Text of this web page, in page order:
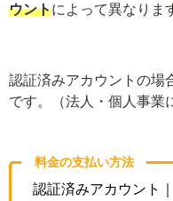
ウントによって異なりま
認証済みアカウントの場
です。（法人・個人事業
料金の支払い方法
認証済みアカウント